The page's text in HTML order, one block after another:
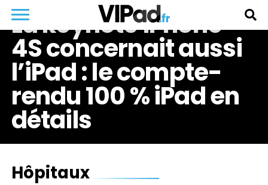
La keynote iPhone
4S concernait aussi
l’iPad : le compte-
rendu 100 % iPad en
détails
Hôpitaux